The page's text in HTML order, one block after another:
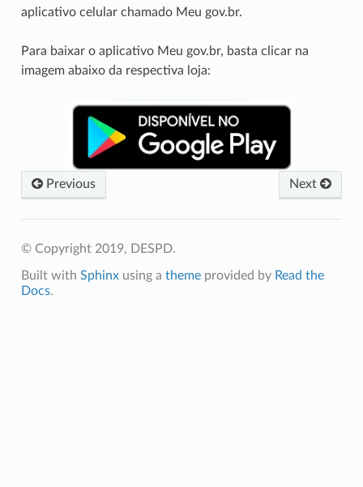
aplicativo celular chamado Meu gov.br.
Para baixar o aplicativo Meu gov.br, basta clicar na
imagem abaixo da respectiva loja:
Previous Next
© Copyright 2019, DESPD.
Built with Sphinxusing a themeprovided by Read the
Docs.